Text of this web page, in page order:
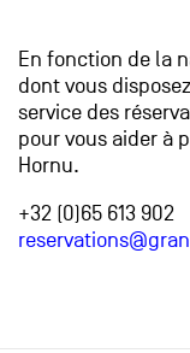
En fonction de la
dont vous
service des
pour vous aider à
Hornu.
+32 (0)65 613 902